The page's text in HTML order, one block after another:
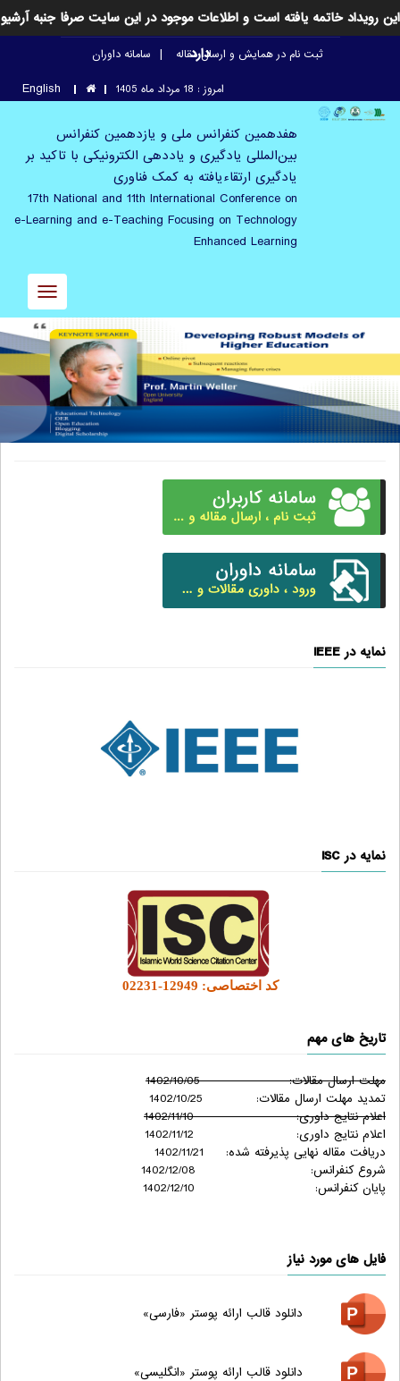
این رویداد خاتمه یافته است و اطلاعات موجود در این سایت صرفا جنبه آرشیو
دارد
ثبت نام در همایش و ارسال مقاله سامانه داوران
امروز : 18 مرداد ماه 1405 English
هفدهمین کنفرانس ملی و یازدهمین کنفرانس
بین‌المللی یادگیری و یاددهی الکترونیکی با تاکید بر
یادگیری ارتقاء‌یافته به کمک فناوری
17th National and 11th International Conference on
e-Learning and e-Teaching Focusing on Technology
Enhanced Learning
Toggle
نمایه در IEEE
نمایه در ISC
کد اختصاصی: 12949-02231
تاریخ های مهم
مهلت ارسال مقالات: 1402/10/05
تمدید مهلت ارسال مقالات: 1402/10/25
اعلام نتایج داوری: 1402/11/10
اعلام نتایج داوری: 1402/11/12
دریافت مقاله نهایی پذیرفته شده: 1402/11/21
شروع کنفرانس: 1402/12/08
پایان کنفرانس: 1402/12/10
فایل های مورد نیاز
دانلود قالب ارائه پوستر «فارسی»
دانلود قالب ارائه پوستر «انگلیسی»